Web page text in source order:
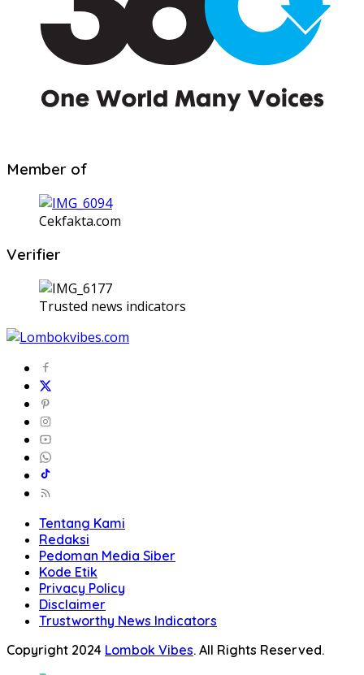
Member of
Cekfakta.com
Verifier
Trusted news indicators
Tentang Kami
Redaksi
Pedoman Media Siber
Kode Etik
Privacy Policy
Disclaimer
Trustworthy News Indicators
Copyright 2024 Lombok Vibes. All Rights Reserved.